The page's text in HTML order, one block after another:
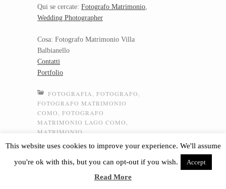
Qui se cercate: Fotografo Matrimonio,
Wedding Photographer
Cosa: Fotografo Matrimonio Villa
Balbianello
Contatti
Portfolio
FOTOGRAFIA, FOTOGRAFO,
FOTOGRAFO MATRIMONIO
COMO, FOTOGRAFO
MATRIMONIO LAGO COMO,
MATRIMONIO
COMO,FOTOGRAFO,
FOTOGRAFO MATRIMONIO
MATRIMONIO VILLA
This website uses cookies to improve your experience. We'll assume
you're ok with this, but you can opt-out if you wish.
Accept
Read More